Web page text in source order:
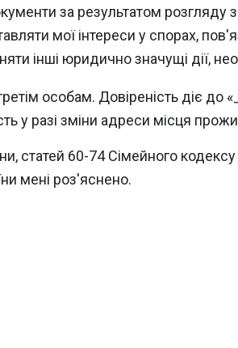
за результатом розгляду
мої інтереси у спорах,
інші юридично значущі дії,
особам. Довіреність діє до
у разі зміни адреси місця
статей 60-74 Сімейного
мені роз'яснено.